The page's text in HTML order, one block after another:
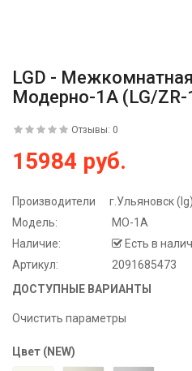
LGD -
Модерно-1А (LG/ZR-
Отзывы: 0
15984 руб.
Производители
г.Ульяновск (lg)
Модель:
МО-1А
Наличие:
Есть в
Артикул:
2091685473
ДОСТУПНЫЕ ВАРИАНТЫ
Очистить параметры
Цвет (NEW)